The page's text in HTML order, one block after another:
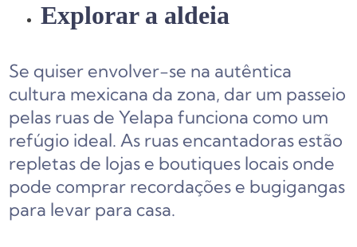
Explorar a aldeia
Se quiser envolver-se na autêntica
cultura mexicana da zona, dar um passeio
pelas ruas de Yelapa funciona como um
refúgio ideal. As ruas encantadoras estão
repletas de lojas e boutiques locais onde
pode comprar recordações e bugigangas
para levar para casa.